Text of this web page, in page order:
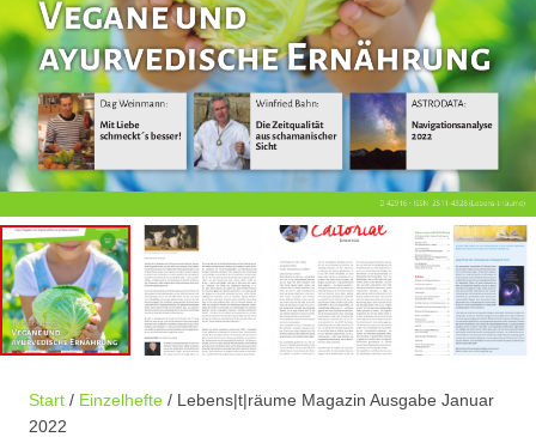
Start / Einzelhefte / Lebens|t|räume Magazin Ausgabe Januar
2022